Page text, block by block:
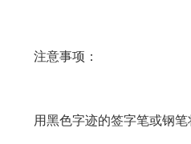
注意事项：
用黑色字迹的签字笔或钢笔